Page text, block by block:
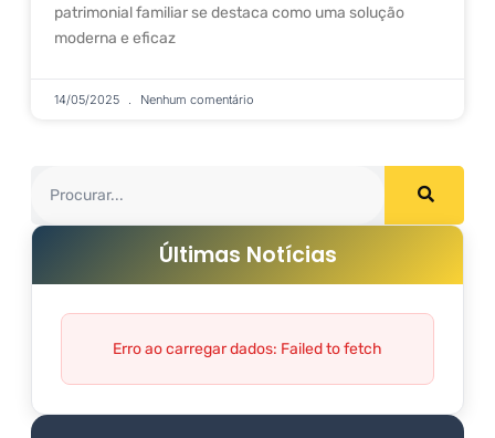
patrimonial familiar se destaca como uma solução
moderna e eficaz
14/05/2025 Nenhum comentário
Últimas Notícias
Erro ao carregar dados: Failed to fetch